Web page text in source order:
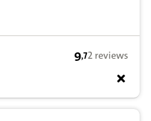
9,7 op basis
9,72 reviews